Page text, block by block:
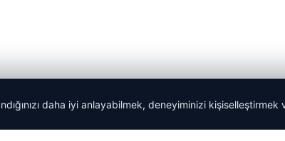
daha iyi anlayabilmek, deneyiminizi